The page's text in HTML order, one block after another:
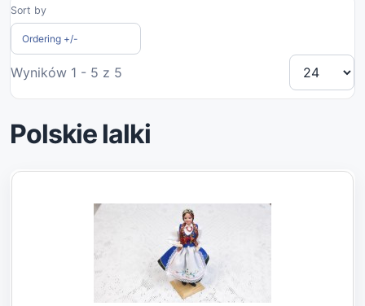
Sort by
Ordering +/-
Wyników 1 - 5 z 5
Polskie lalki